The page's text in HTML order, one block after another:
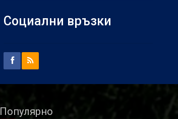
Социални връзки
Популярно